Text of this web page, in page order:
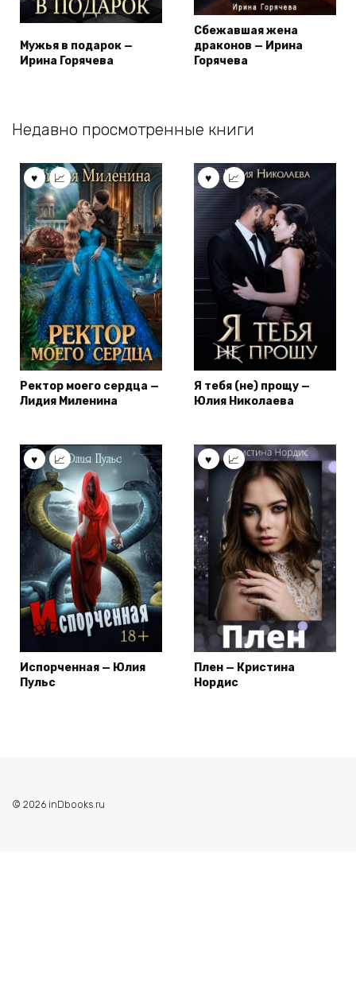
Мужья в подарок —
Ирина Горячева
Сбежавшая жена
драконов — Ирина
Горячева
Недавно просмотренные книги
Ректор моего сердца —
Лидия Миленина
Я тебя (не) прощу —
Юлия Николаева
Испорченная — Юлия
Пульс
Плен — Кристина
Нордис
© 2026 inDbooks.ru